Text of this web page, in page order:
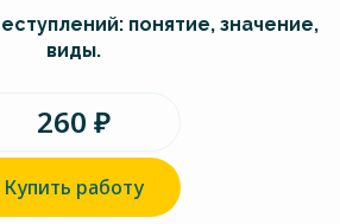
понятие, значение,
виды.
260 ₽
Купить работу